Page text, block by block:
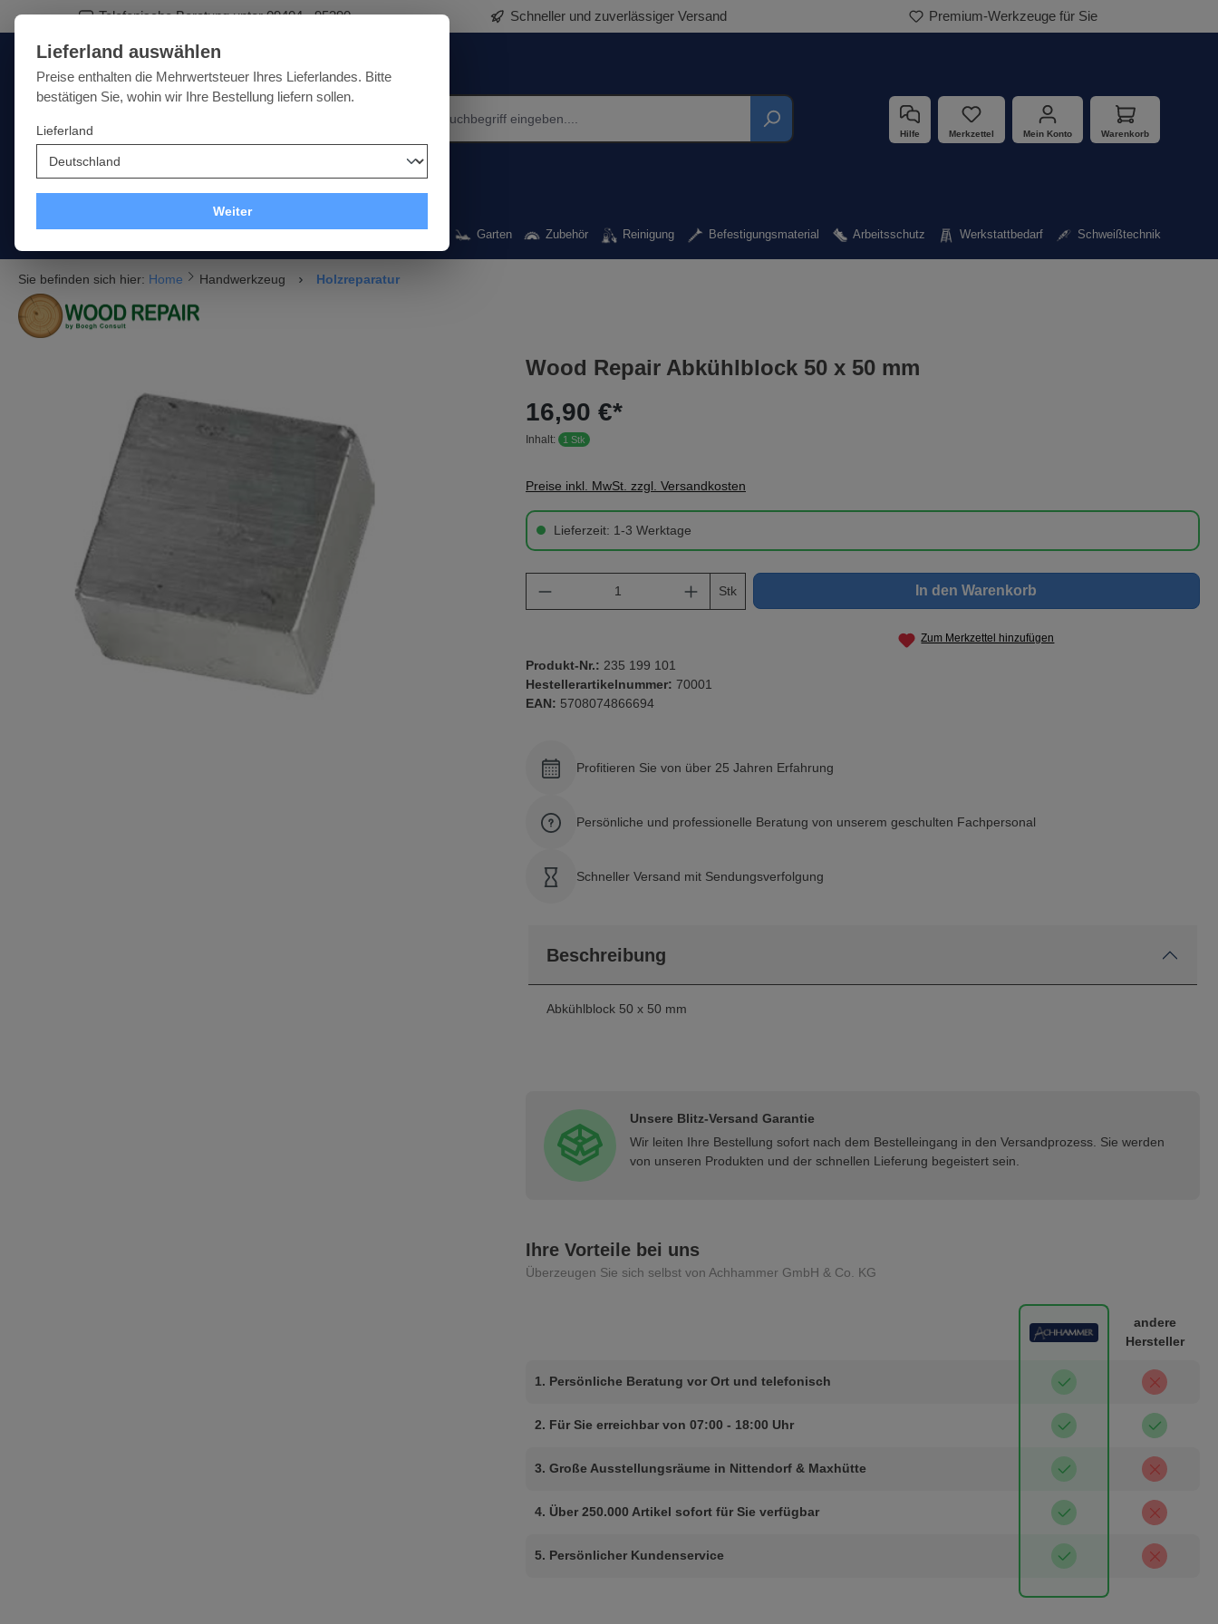
Zur Hauptnavigation springen
Telefonische Beratung unter 09404 - 95390 Schneller und zuverlässiger Versand Premium-Werkzeuge für Sie
Lieferland: Deutschland
Qualität · Vielfalt · Kompetenz - alles unter einem Dach
Hilfe Merkzettel Mein Konto Warenkorb
Garten Zubehör Reinigung Befestigungsmaterial Arbeitsschutz Werkstattbedarf Schweißtechnik
Sie befinden sich hier: Home Handwerkzeug Holzreparatur
Wood Repair Abkühlblock 50 x 50 mm
16,90 €*
Inhalt: 1 Stk
Preise inkl. MwSt. zzgl. Versandkosten
Lieferzeit: 1-3 Werktage
Produkt Anzahl: Gib den gewünschten Wert ein oder benutze die
Stk In den Warenkorb
Zum Merkzettel hinzufügen
Produkt-Nr.: 235 199 101
Hestellerartikelnummer: 70001
EAN: 5708074866694
Profitieren Sie von über 25 Jahren Erfahrung
Persönliche und professionelle Beratung von unserem geschulten Fachpersonal
Schneller Versand mit Sendungsverfolgung
Beschreibung
Abkühlblock 50 x 50 mm
Unsere Blitz-Versand Garantie
Wir leiten Ihre Bestellung sofort nach dem Bestelleingang in den Versandprozess. Sie werden
von unseren Produkten und der schnellen Lieferung begeistert sein.
Ihre Vorteile bei uns
Überzeugen Sie sich selbst von Achhammer GmbH & Co. KG
andere
Hersteller
1. Persönliche Beratung vor Ort und telefonisch
2. Für Sie erreichbar von 07:00 - 18:00 Uhr
3. Große Ausstellungsräume in Nittendorf & Maxhütte
4. Über 250.000 Artikel sofort für Sie verfügbar
5. Persönlicher Kundenservice
Lieferland auswählen
Preise enthalten die Mehrwertsteuer Ihres Lieferlandes. Bitte
bestätigen Sie, wohin wir Ihre Bestellung liefern sollen.
Lieferland
Weiter